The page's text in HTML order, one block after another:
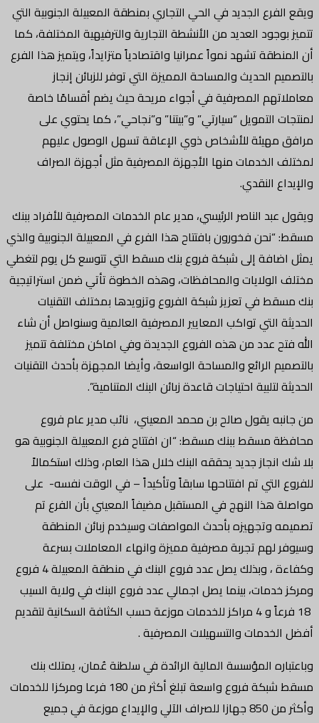
ويقع الفرع الجديد في الحي التجاري بمنطقة المعبيلة الجنوبية التي
تتميز بوجود العديد من الأنشطة التجارية والترفيهية المختلفة، كما
أن المنطقة تشهد نمواً عمرانيا واقتصادياً متزايداً، ويتميز هذا الفرع
بالتصميم الحديث والمساحة المميزة التي توفر للزبائن إنجاز
معاملاتهم المصرفية في أجواء مريحة حيث يضم أقسامًا خاصة
لمنتجات التمويل “سيارتي” و”بيتنا” و”نجاحي”، كما يحتوي على
مرافق مهيئة للأشخاص ذوي الإعاقة تسهل الوصول عليهم
لمختلف الخدمات منها الأجهزة المصرفية مثل أجهزة الصراف
والإيداع النقدي.
ويقول عبد الناصر الرئيسي، مدير عام الخدمات المصرفية للأفراد ببنك
مسقط: “نحن فخورون بافتتاح هذا الفرع في المعبيلة الجنوبية والذي
يمثل اضافة إلى شبكة فروع بنك مسقط التي تتوسع كل يوم لتغطي
مختلف الولايات والمحافظات، وهذه الخطوة تأتي ضمن استراتيجية
بنك مسقط في تعزيز شبكة الفروع وتزويدها بمختلف التقنيات
الحديثة التي تواكب المعايير المصرفية العالمية وسنواصل أن شاء
الله فتح عدد من هذه الفروع الجديدة وفي اماكن مختلفة تتميز
بالتصميم الرائع والمساحة الواسعة، وأيضا المجهزة بأحدث التقنيات
الحديثة لتلبية احتياجات قاعدة زبائن البنك المتنامية”.
من جانبه يقول صالح بن محمد المعيني، نائب مدير عام فروع
محافظة مسقط ببنك مسقط: “ان افتتاح فرع المعبيلة الجنوبية هو
بلا شك انجاز جديد يحققه البنك خلال هذا العام، وذلك استكمالاً
للفروع التي تم افتتاحها سابقاً وتأكيداً – في الوقت نفسه- على
مواصلة هذا النهج في المستقبل مضيفاً المعيني بأن الفرع تم
تصميمه وتجهيزه بأحدث المواصفات وسيخدم زبائن المنطقة
وسيوفر لهم تجربة مصرفية مميزة وانهاء المعاملات بسرعة
وكفاءة ، وبذلك يصل عدد فروع البنك في منطقة المعبيلة 4 فروع
ومركز خدمات، بينما يصل اجمالي عدد فروع البنك في ولاية السيب
18 فرعاً و 4 مراكز للخدمات موزعة حسب الكثافة السكانية لتقديم
أفضل الخدمات والتسهيلات المصرفية .
وباعتباره المؤسسة المالية الرائدة في سلطنة عُمان، يمتلك بنك
مسقط شبكة فروع واسعة تبلغ أكثر من 180 فرعا ومركزا للخدمات
وأكثر من 850 جهازا للصراف الآلي والإيداع موزعة في جميع